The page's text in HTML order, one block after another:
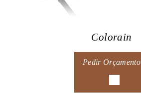
Colorain
Pedir Orçamento